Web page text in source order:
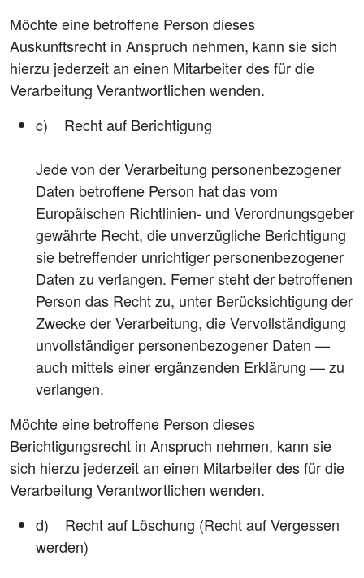
Möchte eine betroffene Person dieses
Auskunftsrecht in Anspruch nehmen, kann sie sich
hierzu jederzeit an einen Mitarbeiter des für die
Verarbeitung Verantwortlichen wenden.
c) Recht auf Berichtigung
Jede von der Verarbeitung personenbezogener
Daten betroffene Person hat das vom
Europäischen Richtlinien- und Verordnungsgeber
gewährte Recht, die unverzügliche Berichtigung
sie betreffender unrichtiger personenbezogener
Daten zu verlangen. Ferner steht der betroffenen
Person das Recht zu, unter Berücksichtigung der
Zwecke der Verarbeitung, die Vervollständigung
unvollständiger personenbezogener Daten —
auch mittels einer ergänzenden Erklärung — zu
verlangen.
Möchte eine betroffene Person dieses
Berichtigungsrecht in Anspruch nehmen, kann sie
sich hierzu jederzeit an einen Mitarbeiter des für die
Verarbeitung Verantwortlichen wenden.
d) Recht auf Löschung (Recht auf Vergessen
werden)